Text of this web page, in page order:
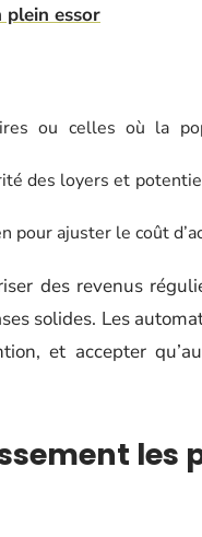
plein essor
ou celles où la
des loyers et
pour ajuster le coût
des revenus
solides. Les
et accepter
les